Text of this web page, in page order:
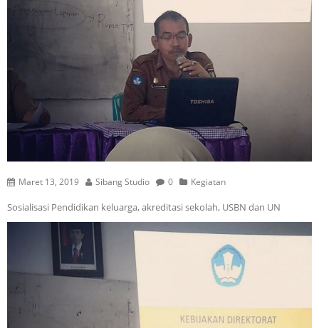
Maret 13, 2019 Sibang Studio 0 Kegiatan
Sosialisasi Pendidikan keluarga, akreditasi sekolah, USBN dan UN